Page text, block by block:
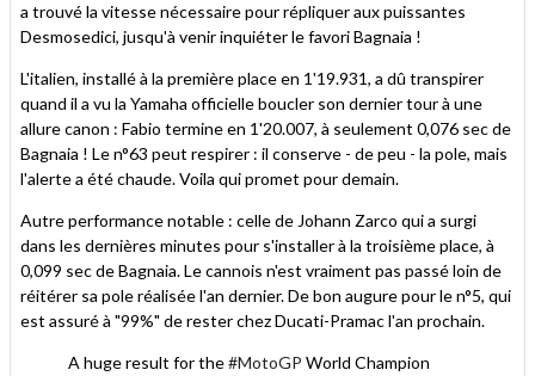
a trouvé la vitesse nécessaire pour répliquer aux puissantes
Desmosedici, jusqu'à venir inquiéter le favori Bagnaia !
L'italien, installé à la première place en 1'19.931, a dû transpirer
quand il a vu la Yamaha officielle boucler son dernier tour à une
allure canon : Fabio termine en 1'20.007, à seulement 0,076 sec de
Bagnaia ! Le n°63 peut respirer : il conserve - de peu - la pole, mais
l'alerte a été chaude. Voila qui promet pour demain.
Autre performance notable : celle de Johann Zarco qui a surgi
dans les dernières minutes pour s'installer à la troisième place, à
0,099 sec de Bagnaia. Le cannois n'est vraiment pas passé loin de
réitérer sa pole réalisée l'an dernier. De bon augure pour le n°5, qui
est assuré à "99%" de rester chez Ducati-Pramac l'an prochain.
A huge result for the#MotoGP World Champion